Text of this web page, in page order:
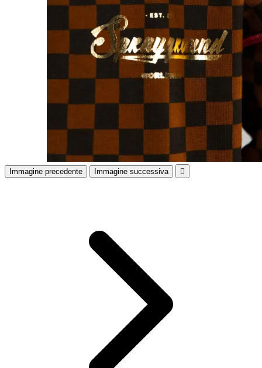
Immagine precedente Immagine successiva 